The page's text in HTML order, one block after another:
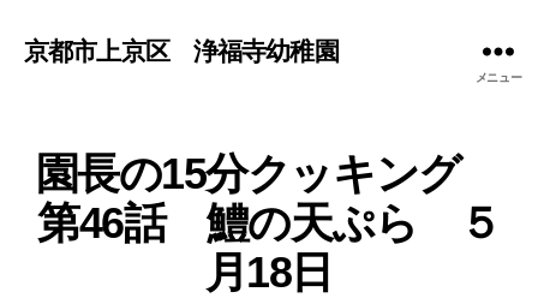
京都市上京区 浄福寺幼稚園
メニュー
園長の15分クッキング
第46話 鱧の天ぷら ５
月18日